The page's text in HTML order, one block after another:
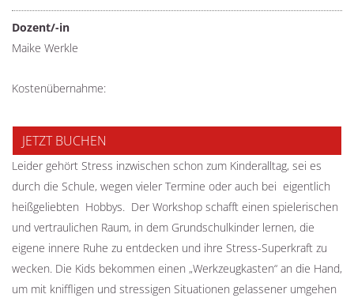
Dozent/-in
Maike Werkle
Kostenübernahme:
JETZT BUCHEN
Leider gehört Stress inzwischen schon zum Kinderalltag, sei es
durch die Schule, wegen vieler Termine oder auch bei ­ eigentlich
heißgeliebten ­ Hobbys. Der Workshop schafft einen spielerischen
und vertraulichen Raum, in dem Grundschulkinder lernen, die
eigene innere Ruhe zu entdecken und ihre Stress-Superkraft zu
wecken. Die Kids bekommen einen „Werkzeugkasten“ an die Hand,
um mit kniffligen und stressigen Situationen gelassener umgehen